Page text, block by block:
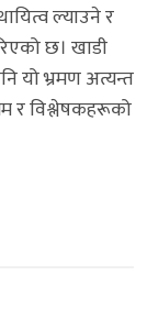
ल्याउने र
छ। खाडी
यो भ्रमण अत्यन्त
र विश्लेषकहरूको